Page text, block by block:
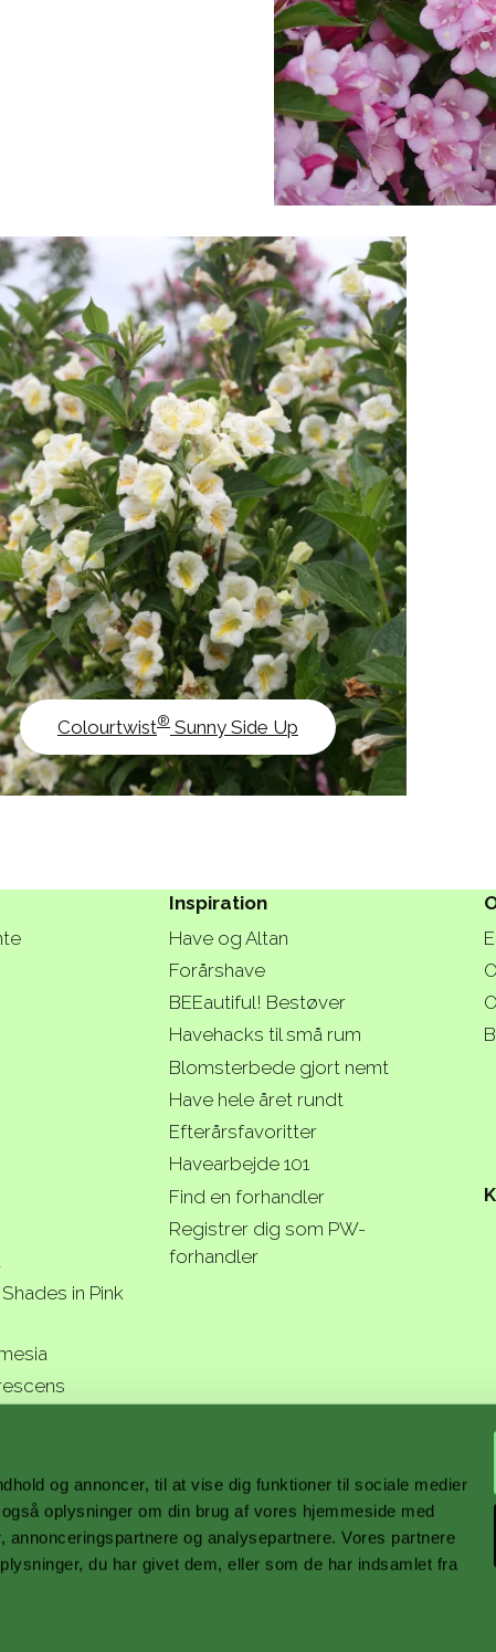
og annoncer, til at vise dig funktioner til sociale medier
oplysninger om din brug af vores hjemmeside med
og analysepartnere. Vores partnere
du har givet dem, eller som de har indsamlet fra
Colourtwist® Sunny Side Up
Inspiration
Have og Altan
Forårshave
BEEautiful! Bestøver
Havehacks til små rum
Blomsterbede gjort nemt
Have hele året rundt
Efterårsfavoritter
Havearbejde 101
in Pink
Find en forhandler
Registrer dig som PW-
forhandler